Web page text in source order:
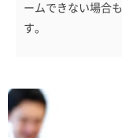
ームできない場合
す。